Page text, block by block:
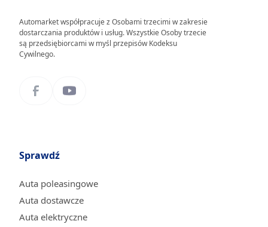
Automarket współpracuje z Osobami trzecimi w zakresie
dostarczania produktów i usług. Wszystkie Osoby trzecie
są przedsiębiorcami w myśl przepisów Kodeksu
Cywilnego.
Sprawdź
Auta poleasingowe
Auta dostawcze
Auta elektryczne